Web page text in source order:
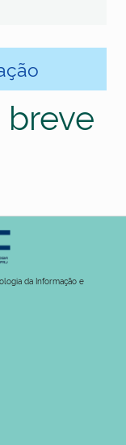
da Informação e